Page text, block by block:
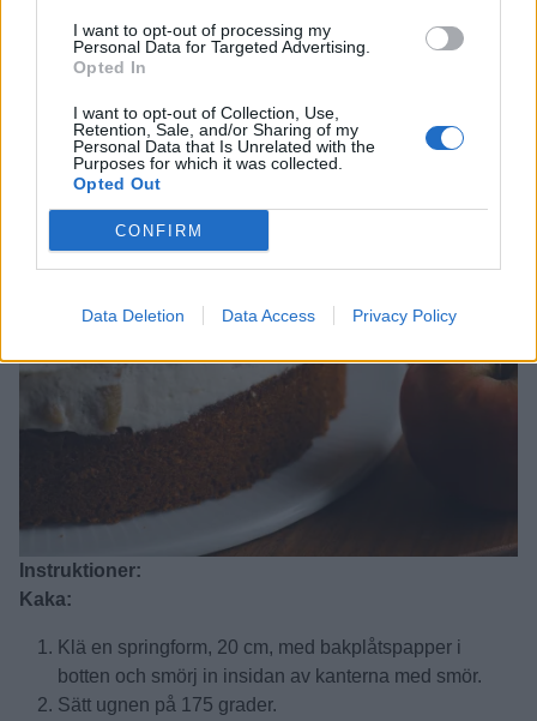
I want to opt-out of processing my
Personal Data for Targeted Advertising.
Opted In
I want to opt-out of Collection, Use,
Retention, Sale, and/or Sharing of my
Personal Data that Is Unrelated with the
Purposes for which it was collected.
Opted Out
CONFIRM
Data Deletion Data Access Privacy Policy
Instruktioner:
Kaka:
Klä en springform, 20 cm, med bakplåtspapper i
botten och smörj in insidan av kanterna med smör.
Sätt ugnen på 175 grader.